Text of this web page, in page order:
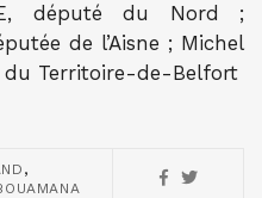
député du Nord ;
de l’Aisne ; Michel
du Territoire-de-Belfort
,